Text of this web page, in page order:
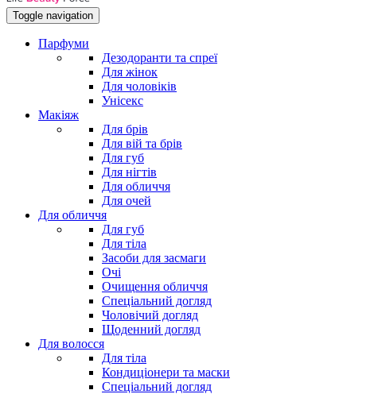
Toggle navigation
Парфуми
Дезодоранти та спреї
Для жінок
Для чоловіків
Унісекс
Макіяж
Для брів
Для вій та брів
Для губ
Для нігтів
Для обличчя
Для очей
Для обличчя
Для губ
Для тіла
Засоби для засмаги
Очі
Очищення обличчя
Спеціальний догляд
Чоловічий догляд
Щоденний догляд
Для волосся
Для тіла
Кондиціонери та маски
Спеціальний догляд